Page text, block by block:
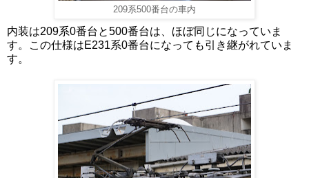
209系500番台の車内
内装は209系0番台と500番台は、ほぼ同じになっていま
す。この仕様はE231系0番台になっても引き継がれていま
す。